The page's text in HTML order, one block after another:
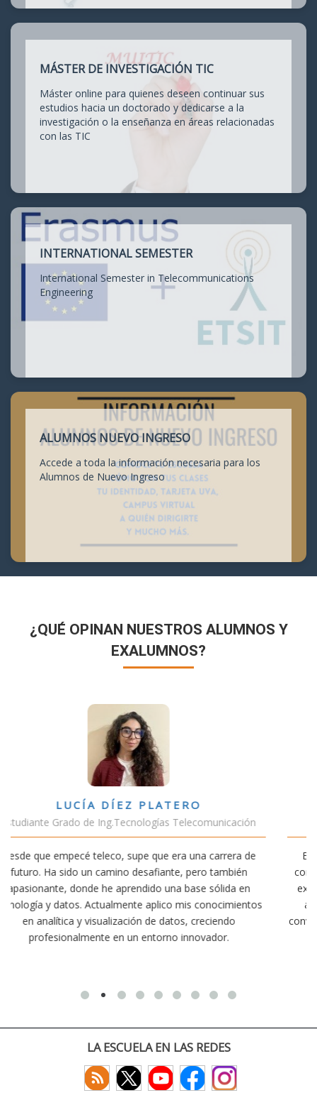
MÁSTER DE INVESTIGACIÓN TIC
Máster online para quienes deseen continuar sus
estudios hacia un doctorado y dedicarse a la
investigación o la enseñanza en áreas relacionadas
con las TIC
INTERNATIONAL SEMESTER
International Semester in Telecommunications
Engineering
ALUMNOS NUEVO INGRESO
Accede a toda la información necesaria para los
Alumnos de Nuevo Ingreso
¿QUÉ OPINAN NUESTROS ALUMNOS Y
EXALUMNOS?
de
VÍCTOR SÁNCHEZ VALENCIA
Estudiante Doble Grado Teleco-ADE
Estudiar teleco me ha permitido comprender cómo la
conectividad afecta nuestra vida diaria. Aunque la
exige esfuerzo, he dedicado parte de mi tiempo a otras
actividades como el salvamento y socorrismo. Estoy
convencido de que elegir teleco ha sido una de las
decisiones que he tomado.
LA ESCUELA EN LAS REDES